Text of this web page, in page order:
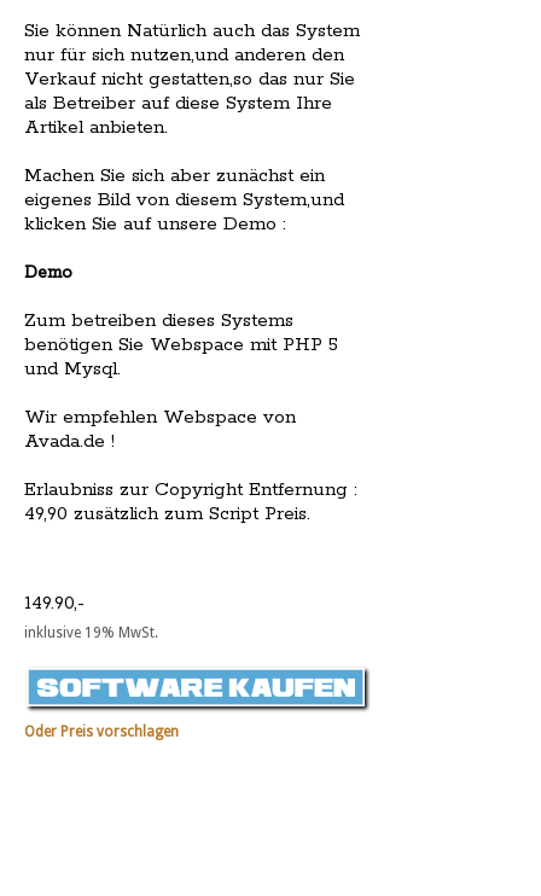
Sie können Natürlich auch das System
nur für sich nutzen,und anderen den
Verkauf nicht gestatten,so das nur Sie
als Betreiber auf diese System Ihre
Artikel anbieten.
Machen Sie sich aber zunächst ein
eigenes Bild von diesem System,und
klicken Sie auf unsere Demo :
Demo
Zum betreiben dieses Systems
benötigen Sie Webspace mit PHP 5
und Mysql.
Wir empfehlen Webspace von
Avada.de !
Erlaubniss zur Copyright Entfernung :
49,90 zusätzlich zum Script Preis.
149.90,-
inklusive 19% MwSt.
Oder Preis vorschlagen